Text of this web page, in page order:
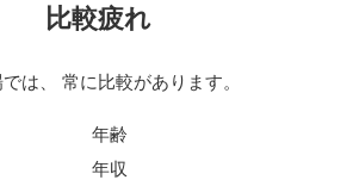
比較疲れ
は、 常に比較があります。
年齢
年収